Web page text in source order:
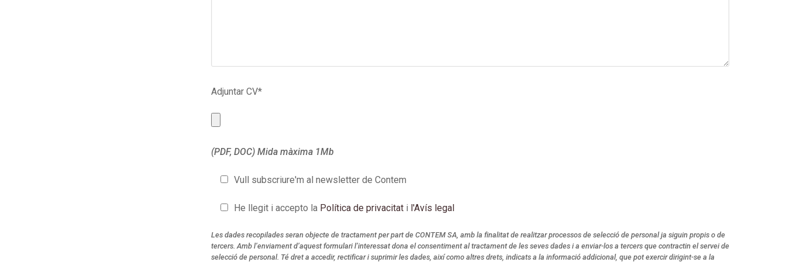
Adjuntar CV*
(PDF, DOC) Mida màxima 1Mb
Vull subscriure'm al newsletter de Contem
He llegit i accepto la Política de privacitat i l'Avís legal
Les dades recopilades seran objecte de tractament per part de CONTEM SA, amb la finalitat de realitzar processos de selecció de personal ja siguin propis o de
tercers. Amb l’enviament d’aquest formulari l’interessat dona el consentiment al tractament de les seves dades i a enviar-los a tercers que contractin el servei de
selecció de personal. Té dret a accedir, rectificar i suprimir les dades, així como altres drets, indicats a la informació addicional, que pot exercir dirigint-se a la